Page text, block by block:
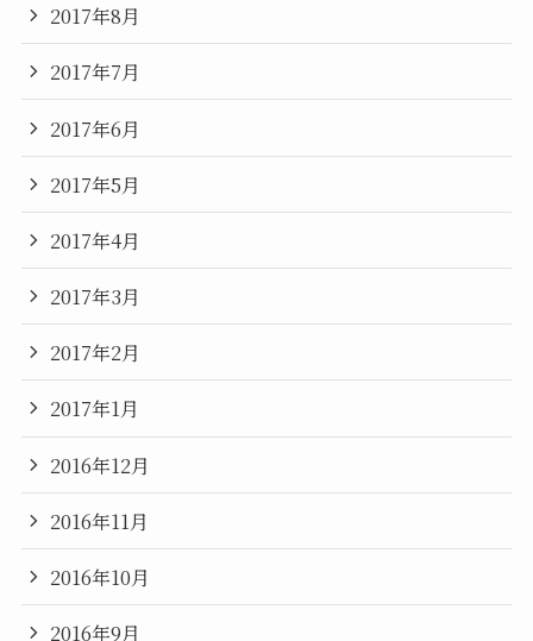
2017年8月
2017年7月
2017年6月
2017年5月
2017年4月
2017年3月
2017年2月
2017年1月
2016年12月
2016年11月
2016年10月
2016年9月